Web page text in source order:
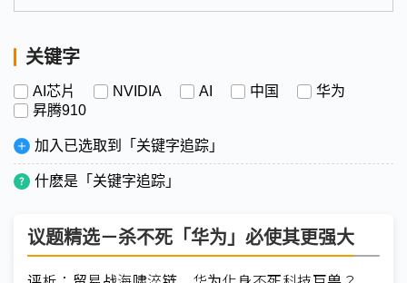
关键字
AI芯片 NVIDIA AI 中国
华为
昇腾910
加入已选取到「关键字追踪」
什麽是「关键字追踪」
议题精选－杀不死「华为」必使其更强大